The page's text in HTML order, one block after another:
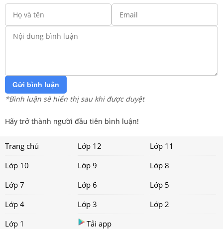
Gửi bình luận
*Bình luận sẽ hiển thị sau khi được duyệt
Hãy trở thành người đầu tiên bình luận!
Trang chủ Lớp 12
Lớp 11
Lớp 10
Lớp 9
Lớp 8
Lớp 7
Lớp 6
Lớp 5
Lớp 4
Lớp 3
Lớp 2
Lớp 1
Tải app